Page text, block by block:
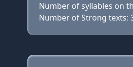
Number of syllables on
Number of Strong texts: